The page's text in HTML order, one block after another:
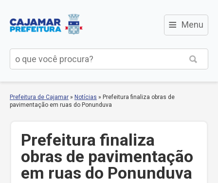
≡ Menu
Prefeitura de Cajamar » Notícias » Prefeitura finaliza obras de
pavimentação em ruas do Ponunduva
Prefeitura finaliza
obras de pavimentação
em ruas do Ponunduva